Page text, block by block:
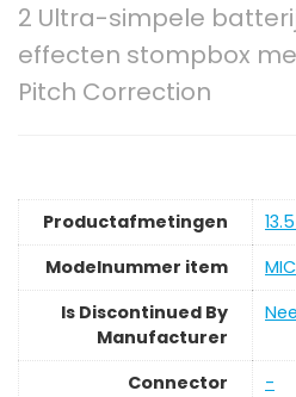
2 Ultra-simpele
effecten stompbox
Pitch Correction
Productafmetingen
Modelnummer item
Is Discontinued By
Manufacturer
‎Nee
Connector
‎-